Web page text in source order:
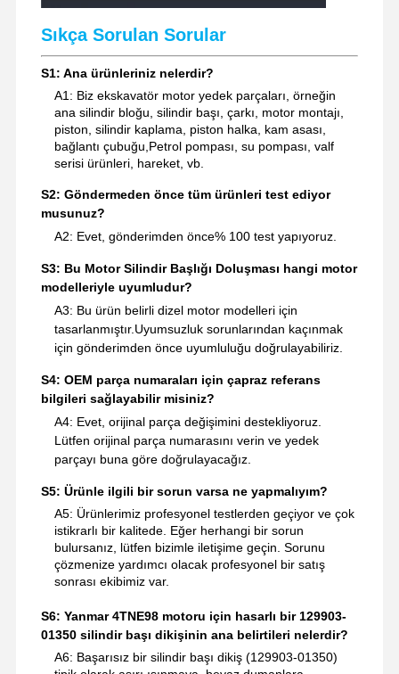
Sıkça Sorulan Sorular
S1: Ana ürünleriniz nelerdir?
A1: Biz ekskavatör motor yedek parçaları, örneğin
ana silindir bloğu, silindir başı, çarkı, motor montajı,
piston, silindir kaplama, piston halka, kam asası,
bağlantı çubuğu,Petrol pompası, su pompası, valf
serisi ürünleri, hareket, vb.
S2: Göndermeden önce tüm ürünleri test ediyor
musunuz?
A2: Evet, gönderimden önce% 100 test yapıyoruz.
S3: Bu Motor Silindir Başlığı Doluşması hangi motor
modelleriyle uyumludur?
A3: Bu ürün belirli dizel motor modelleri için
tasarlanmıştır.Uyumsuzluk sorunlarından kaçınmak
için gönderimden önce uyumluluğu doğrulayabiliriz.
S4: OEM parça numaraları için çapraz referans
bilgileri sağlayabilir misiniz?
A4: Evet, orijinal parça değişimini destekliyoruz.
Lütfen orijinal parça numarasını verin ve yedek
parçayı buna göre doğrulayacağız.
S5: Ürünle ilgili bir sorun varsa ne yapmalıyım?
A5: Ürünlerimiz profesyonel testlerden geçiyor ve çok
istikrarlı bir kalitede. Eğer herhangi bir sorun
bulursanız, lütfen bizimle iletişime geçin. Sorunu
çözmenize yardımcı olacak profesyonel bir satış
sonrası ekibimiz var.
S6: Yanmar 4TNE98 motoru için hasarlı bir 129903-
01350 silindir başı dikişinin ana belirtileri nelerdir?
A6: Başarısız bir silindir başı dikiş (129903-01350)